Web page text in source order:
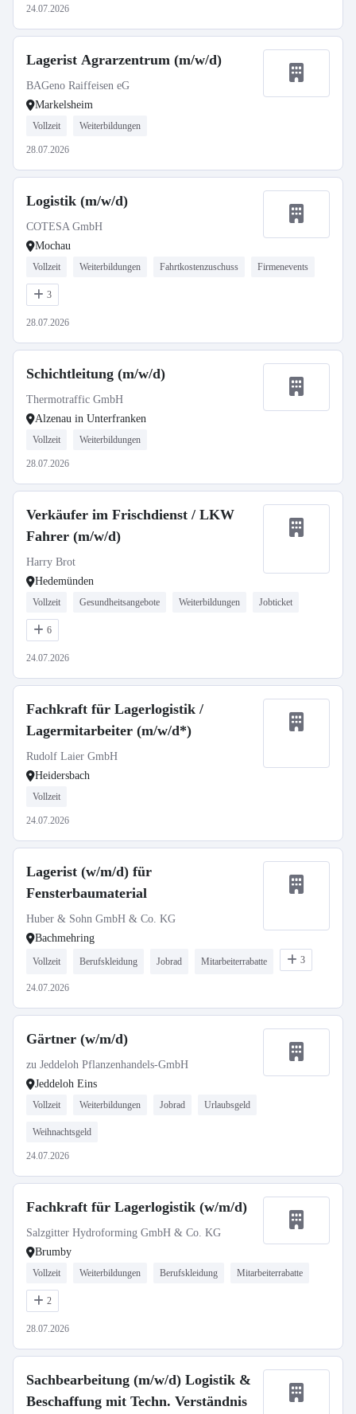
24.07.2026
Lagerist Agrarzentrum (m/w/d)
BAGeno Raiffeisen eG
Markelsheim
Vollzeit Weiterbildungen
28.07.2026
Logistik (m/w/d)
COTESA GmbH
Mochau
Vollzeit Weiterbildungen Fahrtkostenzuschuss Firmenevents
3
28.07.2026
Schichtleitung (m/w/d)
Thermotraffic GmbH
Alzenau in Unterfranken
Vollzeit Weiterbildungen
28.07.2026
Verkäufer im Frischdienst / LKW
Fahrer (m/w/d)
Harry Brot
Hedemünden
Vollzeit Gesundheitsangebote Weiterbildungen Jobticket
6
24.07.2026
Fachkraft für Lagerlogistik /
Lagermitarbeiter (m/w/d*)
Rudolf Laier GmbH
Heidersbach
Vollzeit
24.07.2026
Lagerist (w/m/d) für
Fensterbaumaterial
Huber & Sohn GmbH & Co. KG
Bachmehring
Vollzeit Berufskleidung Jobrad Mitarbeiterrabatte 3
24.07.2026
Gärtner (w/m/d)
zu Jeddeloh Pflanzenhandels-GmbH
Jeddeloh Eins
Vollzeit Weiterbildungen Jobrad Urlaubsgeld
Weihnachtsgeld
24.07.2026
Fachkraft für Lagerlogistik (w/m/d)
Salzgitter Hydroforming GmbH & Co. KG
Brumby
Vollzeit Weiterbildungen Berufskleidung Mitarbeiterrabatte
2
28.07.2026
Sachbearbeitung (m/w/d) Logistik &
Beschaffung mit Techn. Verständnis